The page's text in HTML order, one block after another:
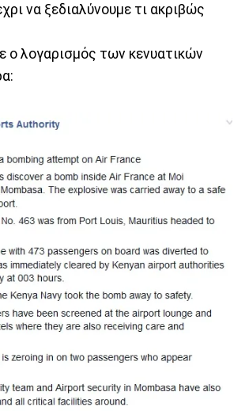
να ξεδιαλύνουμε τι ακριβώς
ο λογαρισμός των κενυατικών